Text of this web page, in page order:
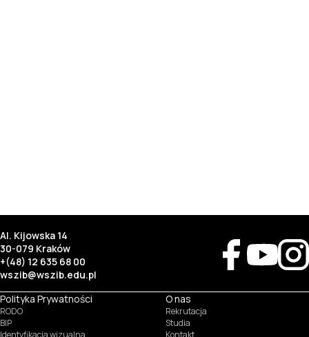
Al. Kijowska 14
30-079 Kraków
+(48) 12 635 68 00
wszib@wszib.edu.pl
Polityka Prywatności
RODO
BIP
Identyfikacja wizualna
O nas
Rekrutacja
Studia
Kontakt